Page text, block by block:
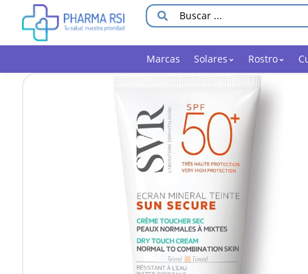
Marcas Solares Rostro